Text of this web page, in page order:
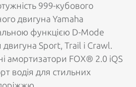
999-кубового
двигуна Yamaha
функцією D-Mode
Sport, Trail і Crawl.
амортизатори FOX® 2.0 iQS
водія для стильних